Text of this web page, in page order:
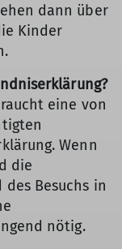
dann über
Kinder
eine von
Wenn
die
Besuchs in
nötig.